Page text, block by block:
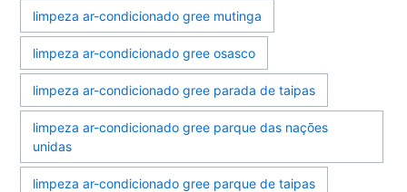
limpeza ar-condicionado gree mutinga
limpeza ar-condicionado gree osasco
limpeza ar-condicionado gree parada de taipas
limpeza ar-condicionado gree parque das nações
unidas
limpeza ar-condicionado gree parque de taipas